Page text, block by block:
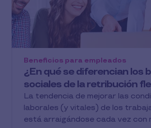
¿En qué se diferencian los
sociales de la retribución
Beneficios para empleados
La tendencia de mejorar las
laborales (y vitales) de los
está arraigándose cada vez con